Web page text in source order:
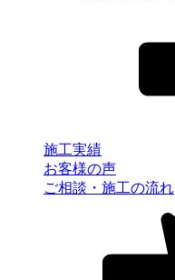
施工実績
お客様の声
ご相談・施工の流れ